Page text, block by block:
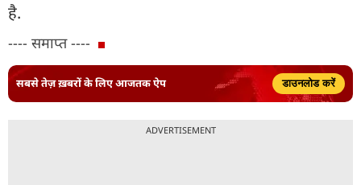
है.
---- समाप्त ----
सबसे तेज़ ख़बरों के लिए आजतक ऐप डाउनलोड करें
ADVERTISEMENT